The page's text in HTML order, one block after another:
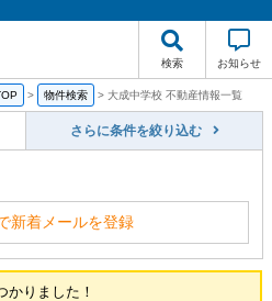
検索 お知らせ
> 物件検索 > 大成中学校 不動産情報一覧
さらに条件を絞り込む
新着メールを登録
かりました！